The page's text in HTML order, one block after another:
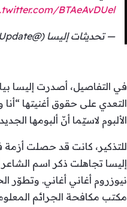
BTAeAvDUel
— تحديثات إليسا (@Elissa_Update)
في التفاصيل، أصدرت إليسا
التعدي على حقوق أغنيتها
الألبوم لاسيّما أنّ ألبومها
للتذكير، كانت قد حصلت أزمة
إليسا تجاهلت ذكر اسم
نيوزروم أغاني أغاني. وتطوّر
مكتب مكافحة الجرائم